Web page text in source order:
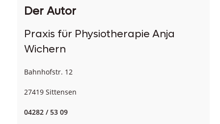
Der Autor
Praxis für Physiotherapie Anja
Wichern
Bahnhofstr. 12
27419 Sittensen
04282 / 53 09